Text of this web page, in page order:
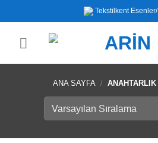
atla
Tekstilkent Esenler/
ANA SAYFA /